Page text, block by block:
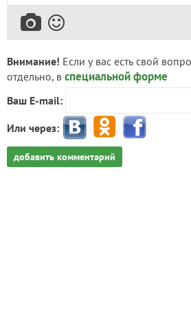
Внимание! Если у вас есть свой
отдельно, в специальной форме
Ваш E-mail:
Или через:
добавить комментарий